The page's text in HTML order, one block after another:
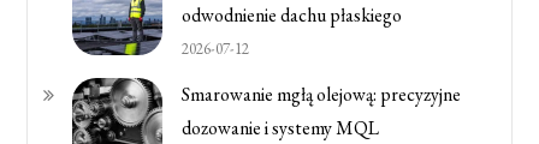
odwodnienie dachu płaskiego
2026-07-12
Smarowanie mgłą olejową: precyzyjne
dozowanie i systemy MQL